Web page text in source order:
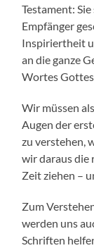
Testament:
Empfänger
Inspiriertheit
an die ganze
Wortes
Wir müssen
Augen der
zu verstehen,
wir daraus die
Zeit ziehen –
Zum
werden uns
Schriften